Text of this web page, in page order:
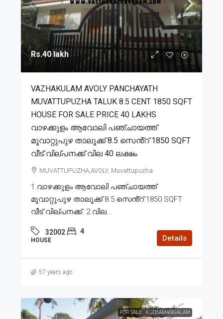
Rs.40 lakh
VAZHAKULAM AVOLY PANCHAYATH
MUVATTUPUZHA TALUK 8.5 CENT 1850 SQFT
HOUSE FOR SALE PRICE 40 LAKHS
വാഴക്കുളം ആവോലി പഞ്ചായത്ത്
മൂവാറ്റുപുഴ താലൂക്ക് 8.5 സെൻ്റ് 1850 SQFT
വീട് വില്പനക്ക് വില 40 ലക്ഷം
MUVATTUPUZHA,AVOLY, Muvattupuzha
1.വാഴക്കുളം ആവോലി പഞ്ചായത്ത്
മൂവാറ്റുപുഴ താലൂക്ക് 8.5 സെൻ്റ് 1850 SQFT
വീട് വില്പനക്ക്. 2.വില...
32002 4
HOUSE Details
57 years ago
FOR SALE KOTHAMANGALAM